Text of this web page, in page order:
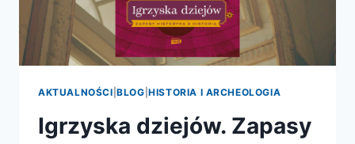
AKTUALNOŚCI |BLOG |HISTORIA I ARCHEOLOGIA
Igrzyska dziejów. Zapasy